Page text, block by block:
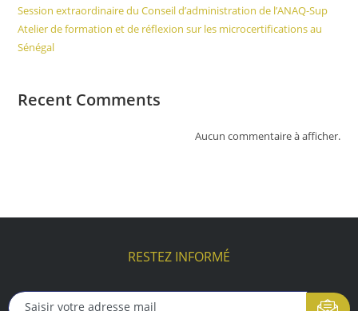
Session extraordinaire du Conseil d’administration de l’ANAQ-Sup
Atelier de formation et de réflexion sur les microcertifications au
Sénégal
Recent Comments
Aucun commentaire à afficher.
RESTEZ INFORMÉ